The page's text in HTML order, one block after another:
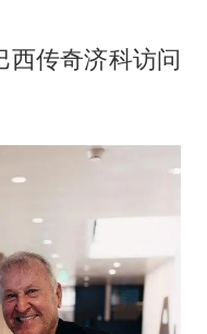
陕西柞水泥石流已致2死 仍有1人失联
22岁女生独闯南太行失联12天
今年第二强台风将带来多大影响
：零封向鹏不意外
微信新功能：你可以“撤回”你的撤回
上半年国内居民出游人次34.63亿
西传奇济科访问